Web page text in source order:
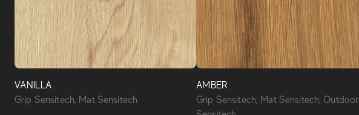
VANILLA
Grip Sensitech, Mat Sensitech
AMBER
Grip Sensitech, Mat Sensitech, Outdoor